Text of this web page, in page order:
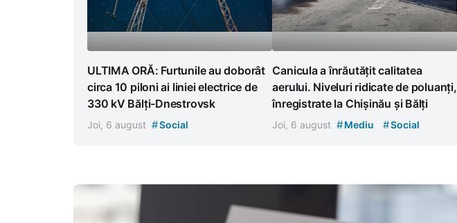
ULTIMA ORĂ: Furtunile au doborât
circa 10 piloni ai liniei electrice de
330 kV Bălți-Dnestrovsk
Joi, 6 august #Social
Canicula a înrăutățit calitatea
aerului. Niveluri ridicate de poluanți,
înregistrate la Chișinău și Bălți
Joi, 6 august #Mediu #Social